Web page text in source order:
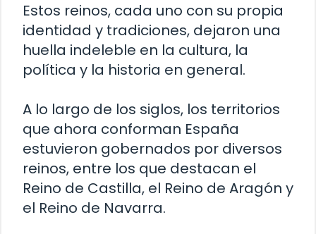
Estos reinos, cada uno con su propia
identidad y tradiciones, dejaron una
huella indeleble en la cultura, la
política y la historia en general.
A lo largo de los siglos, los territorios
que ahora conforman España
estuvieron gobernados por diversos
reinos, entre los que destacan el
Reino de Castilla, el Reino de Aragón y
el Reino de Navarra.